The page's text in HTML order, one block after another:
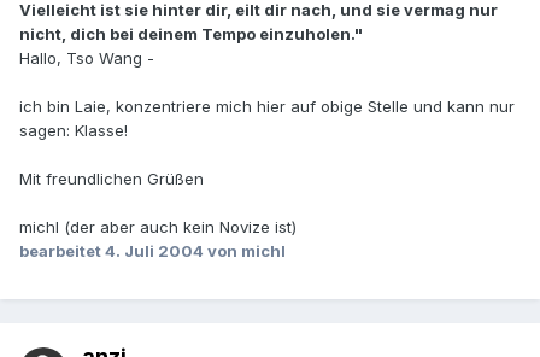
Vielleicht ist sie hinter dir, eilt dir nach, und sie vermag nur
nicht, dich bei deinem Tempo einzuholen."
Hallo, Tso Wang -
ich bin Laie, konzentriere mich hier auf obige Stelle und kann nur
sagen: Klasse!
Mit freundlichen Grüßen
michl (der aber auch kein Novize ist)
bearbeitet4. Juli 2004 von michl